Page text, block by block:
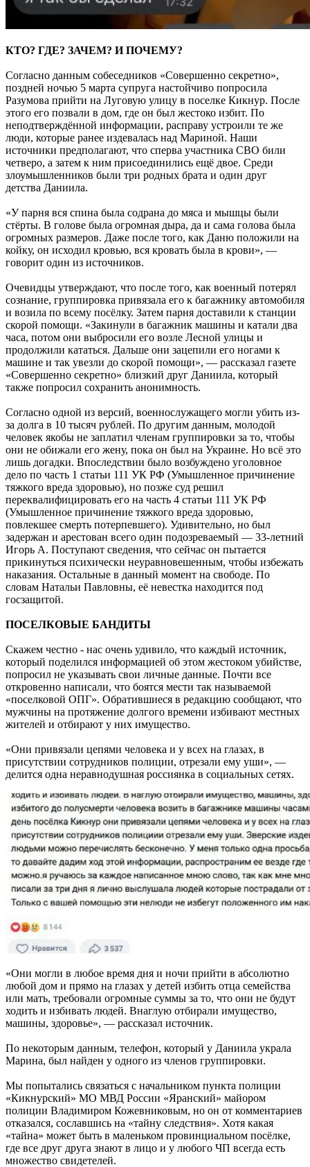
КТО? ГДЕ? ЗАЧЕМ? И ПОЧЕМУ?
Согласно данным собеседников «Совершенно секретно»,
поздней ночью 5 марта супруга настойчиво попросила
Разумова прийти на Луговую улицу в поселке Кикнур. После
этого его позвали в дом, где он был жестоко избит. По
неподтверждённой информации, расправу устроили те же
люди, которые ранее издевалась над Мариной. Наши
источники предполагают, что сперва участника СВО били
четверо, а затем к ним присоединились ещё двое. Среди
злоумышленников были три родных брата и один друг
детства Даниила.
«У парня вся спина была содрана до мяса и мышцы были
стёрты. В голове была огромная дыра, да и сама голова была
огромных размеров. Даже после того, как Даню положили на
койку, он исходил кровью, вся кровать была в крови», —
говорит один из источников.
Очевидцы утверждают, что после того, как военный потерял
сознание, группировка привязала его к багажнику автомобиля
и возила по всему посёлку. Затем парня доставили к станции
скорой помощи. «Закинули в багажник машины и катали два
часа, потом они выбросили его возле Лесной улицы и
продолжили кататься. Дальше они зацепили его ногами к
машине и так увезли до скорой помощи», — рассказал газете
«Совершенно секретно» близкий друг Даниила, который
также попросил сохранить анонимность.
Согласно одной из версий, военнослужащего могли убить из-
за долга в 10 тысяч рублей. По другим данным, молодой
человек якобы не заплатил членам группировки за то, чтобы
они не обижали его жену, пока он был на Украине. Но всё это
лишь догадки. Впоследствии было возбуждено уголовное
дело по часть 1 статьи 111 УК РФ (Умышленное причинение
тяжкого вреда здоровью), но позже суд решил
переквалифицировать его на часть 4 статьи 111 УК РФ
(Умышленное причинение тяжкого вреда здоровью,
повлекшее смерть потерпевшего). Удивительно, но был
задержан и арестован всего один подозреваемый — 33-летний
Игорь А. Поступают сведения, что сейчас он пытается
прикинуться психически неуравновешенным, чтобы избежать
наказания. Остальные в данный момент на свободе. По
словам Натальи Павловны, её невестка находится под
госзащитой.
ПОСЕЛКОВЫЕ БАНДИТЫ
Скажем честно - нас очень удивило, что каждый источник,
который поделился информацией об этом жестоком убийстве,
попросил не указывать свои личные данные. Почти все
откровенно написали, что боятся мести так называемой
«поселковой ОПГ». Обратившиеся в редакцию сообщают, что
мужчины на протяжение долгого времени избивают местных
жителей и отбирают у них имущество.
«Они привязали цепями человека и у всех на глазах, в
присутствии сотрудников полиции, отрезали ему уши», —
делится одна неравнодушная россиянка в социальных сетях.
«Они могли в любое время дня и ночи прийти в абсолютно
любой дом и прямо на глазах у детей избить отца семейства
или мать, требовали огромные суммы за то, что они не будут
ходить и избивать людей. Внаглую отбирали имущество,
машины, здоровье», — рассказал источник.
По некоторым данным, телефон, который у Даниила украла
Марина, был найден у одного из членов группировки.
Мы попытались связаться с начальником пункта полиции
«Кикнурский» МО МВД России «Яранский» майором
полиции Владимиром Кожевниковым, но он от комментариев
отказался, сославшись на «тайну следствия». Хотя какая
«тайна» может быть в маленьком провинциальном посёлке,
где все друг друга знают в лицо и у любого ЧП всегда есть
множество свидетелей.